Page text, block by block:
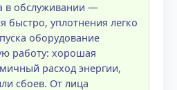
в обслуживании —
быстро, уплотнения легко
оборудование
работу: хорошая
расход энергии,
сбоев. От лица